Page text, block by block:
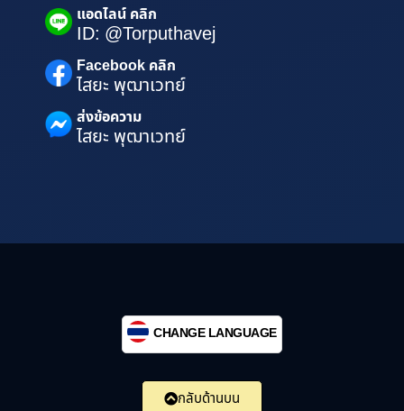
แอดไลน์ คลิก
ID: @Torputhavej
Facebook คลิก
ไสยะ พุฒาเวทย์
ส่งข้อความ
ไสยะ พุฒาเวทย์
CHANGE LANGUAGE
กลับด้านบน